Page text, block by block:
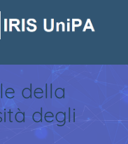
della
degli